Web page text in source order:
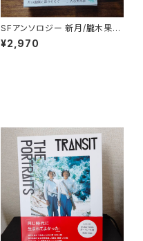
SFアンソロジー 新月/朧木果樹
園の軌跡
¥2,970